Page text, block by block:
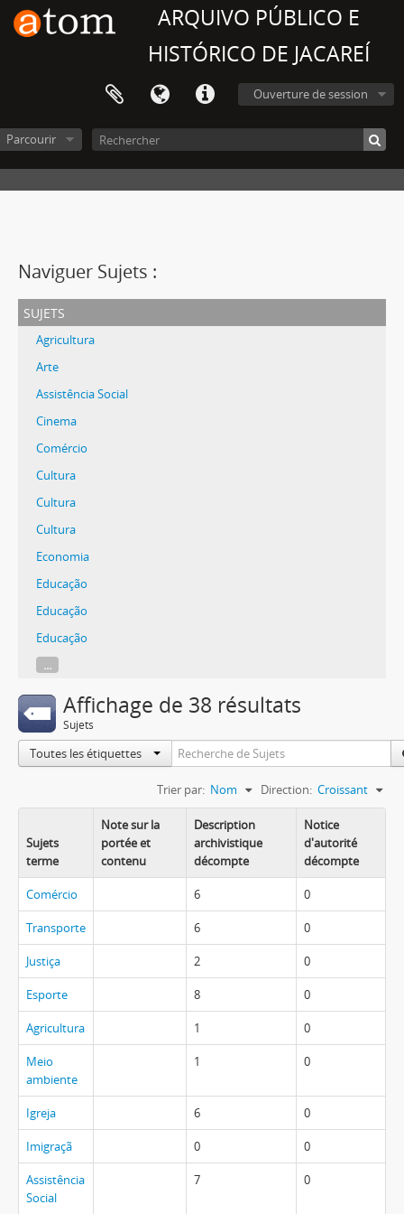
ARQUIVO PÚBLICO E
HISTÓRICO DE JACAREÍ
Ouverture de session
Parcourir
Naviguer Sujets :
sujets
Agricultura
Arte
Assistência Social
Cinema
Comércio
Cultura
Cultura
Cultura
Economia
Educação
Educação
Educação
...
Affichage de 38 résultats
Sujets
Toutes les étiquettes
Trier par: Nom Direction: Croissant
Sujets
terme
Note sur la
portée et
contenu
Description
archivistique
décompte
Notice
d'autorité
décompte
Comércio 6 0
Transporte 6 0
Justiça 2 0
Esporte 8 0
Agricultura 1 0
Meio
ambiente
1 0
Igreja 6 0
Imigraçã 0 0
Assistência
Social
7 0